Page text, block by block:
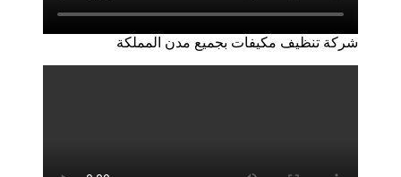
شركة تنظيف مكيفات بجميع مدن المملكة